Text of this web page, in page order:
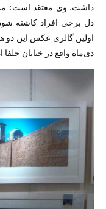
داشت. وی معتقد است:
دل برخی افراد کاشته شود
دی‌ماه واقع در خیابان جلفا